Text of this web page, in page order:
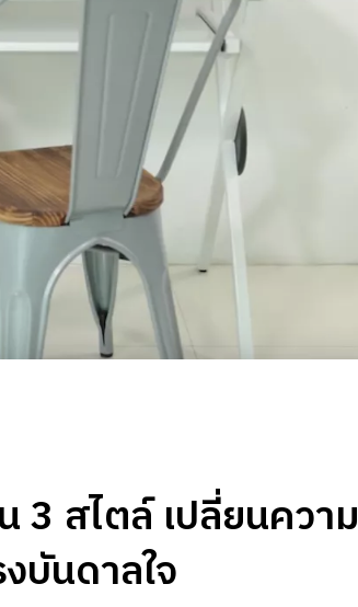
3 สไตล์ เปลี่ยนความ
บันดาลใจ